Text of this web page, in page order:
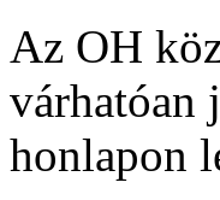
Az OH
várhatóan
honlapon